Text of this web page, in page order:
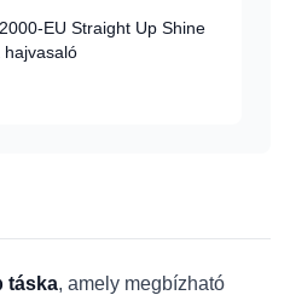
EU Straight Up Shine
hajvasaló
táska, amely megbízható